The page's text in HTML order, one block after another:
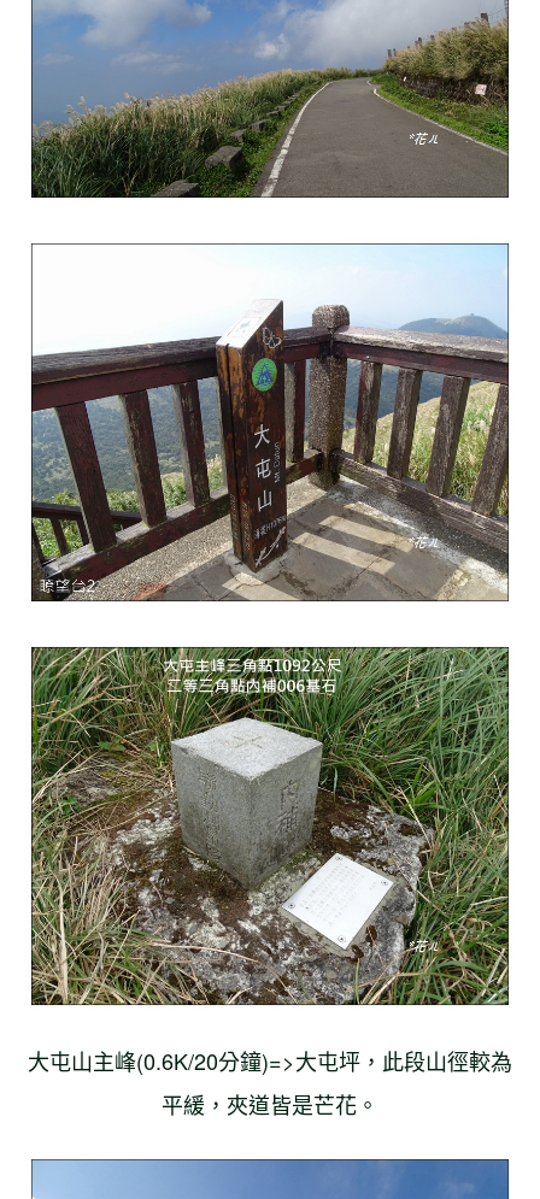
大屯山主峰(0.6K/20分鐘)=>大屯坪，此段山徑較為
平緩，夾道皆是芒花。